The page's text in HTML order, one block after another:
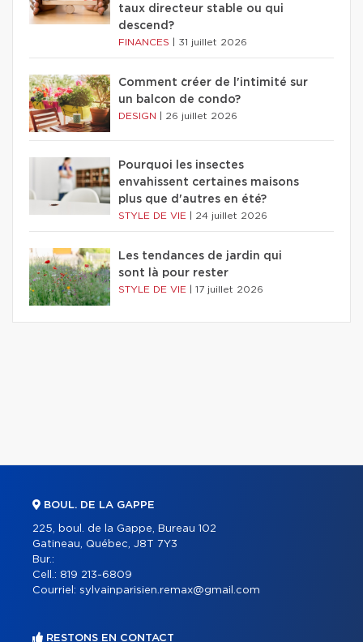
taux directeur stable ou qui
descend?
FINANCES 31 juillet 2026
Comment créer de l'intimité sur
un balcon de condo?
DESIGN 26 juillet 2026
Pourquoi les insectes
envahissent certaines maisons
plus que d'autres en été?
STYLE DE VIE 24 juillet 2026
Les tendances de jardin qui
sont là pour rester
STYLE DE VIE 17 juillet 2026
BOUL. DE LA GAPPE
225, boul. de la Gappe, Bureau 102
Gatineau, Québec, J8T 7Y3
Bur.:
Cell.: 819 213-6809
Courriel: sylvainparisien.remax@gmail.com
RESTONS EN CONTACT